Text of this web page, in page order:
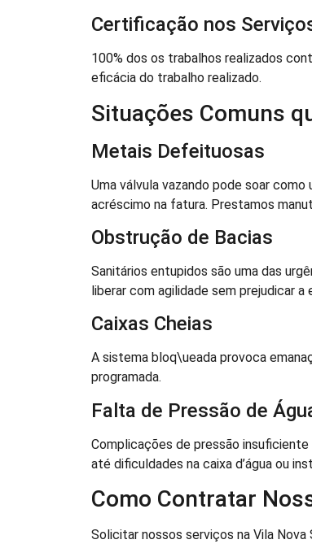
Certificação nos
100% dos os trabalhos realizados
eficácia do trabalho realizado.
Situações Comuns
Metais Defeituosas
Uma válvula vazando pode soar
acréscimo na fatura. Prestamos
Obstrução de Bacias
Sanitários entupidos são uma das
liberar com agilidade sem prejudicar a
Caixas Cheias
A sistema bloq\ueada provoca
programada.
Falta de Pressão de
Complicações de pressão
até dificuldades na caixa d’água ou
Como Contratar
Solicitar nossos serviços na Vila